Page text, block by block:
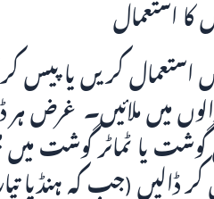
کا استعمال
استعمال کریں یا پیس
میں ملائیں۔ غرض
یا ٹماٹر گوشت میں
ڈالیں (جب کہ ہنڈیا